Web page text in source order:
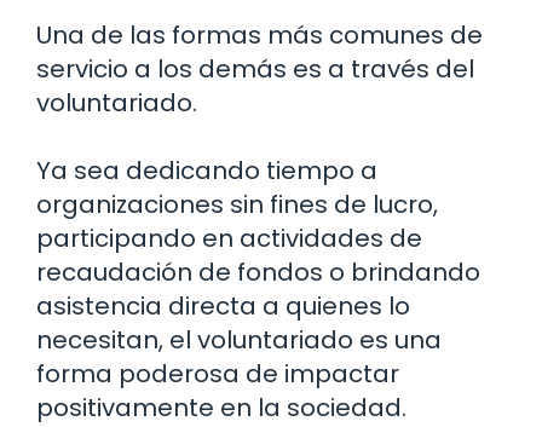
Una de las formas más comunes de
servicio a los demás es a través del
voluntariado.
Ya sea dedicando tiempo a
organizaciones sin fines de lucro,
participando en actividades de
recaudación de fondos o brindando
asistencia directa a quienes lo
necesitan, el voluntariado es una
forma poderosa de impactar
positivamente en la sociedad.